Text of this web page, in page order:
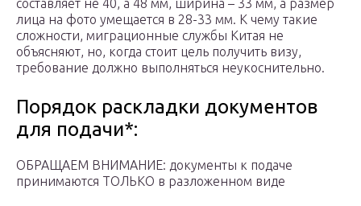
составляет не 40, а 48 мм, ширина – 33 мм, а размер
лица на фото умещается в 28-33 мм. К чему такие
сложности, миграционные службы Китая не
объясняют, но, когда стоит цель получить визу,
требование должно выполняться неукоснительно.
Порядок раскладки документов
для подачи*:
ОБРАЩАЕМ ВНИМАНИЕ: документы к подаче
принимаются ТОЛЬКО в разложенном виде